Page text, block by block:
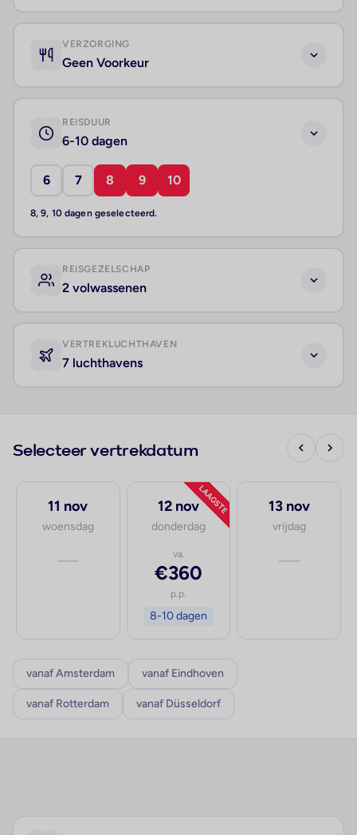
VERZORGING
Geen Voorkeur
REISDUUR
6-10 dagen
6 7 8 9 10
8, 9, 10 dagen geselecteerd.
REISGEZELSCHAP
2 volwassenen
VERTREKLUCHTHAVEN
7 luchthavens
Selecteer vertrekdatum
11 nov
woensdag
—
LAAGSTE
12 nov
donderdag
va.
€360
p.p.
8-10 dagen
13 nov
vrijdag
—
vanaf Amsterdam vanaf Eindhoven
vanaf Rotterdam vanaf Düsseldorf